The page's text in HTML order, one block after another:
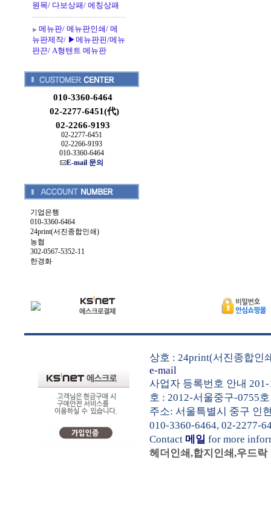
원목/ 다보상패/ 에칭상패
메뉴판/ 메뉴판인쇄/ 메
뉴판제작/ ▶메뉴판핀/메뉴
판끈/ A형텐트 메뉴판
010-3360-6464
02-2277-6451(代)
02-2266-9193
02-2277-6451
02-2266-9193
010-3360-6464
E-mail 문의
기업은행
010-3360-6464
24print(서진종합인쇄)
농협
302-0567-5352-11
한경화
상호 : 24print(서진종합인
e-mail
사업자 등록번호 안내
호 : 2012-서울중구-0755호
주소: 서울특별시 중구 인
010-3360-6464, 02-2277-
Contact 메일 for more
헤더인쇄,합지인쇄,우드락